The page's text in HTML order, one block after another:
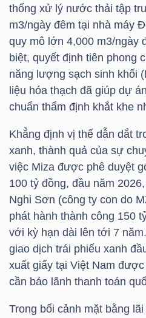
thống xử lý nước thải tập
m3/ngày đêm tại nhà máy
quy mô lớn 4,000 m3/ngày
biệt, quyết định tiên phong
năng lượng sạch sinh khối
liệu hóa thạch đã giúp dự
chuẩn thẩm định khắt khe
Khẳng định vị thế dẫn dắt
xanh, thành quả của sự
việc Miza được phê duyệt
100 tỷ đồng, đầu năm
Nghi Sơn (công ty con do
phát hành thành công 150
với kỳ hạn dài lên tới 7
giao dịch trái phiếu xanh
xuất giấy tại Việt Nam
cần bảo lãnh thanh toán
Trong bối cảnh mặt bằng
BẤT
ĐỘNG
SẢN
Mã
chứng
khoán
(-)
Tất cả Cổ phiếu Chỉ số
Lãnh
đạo
(-)